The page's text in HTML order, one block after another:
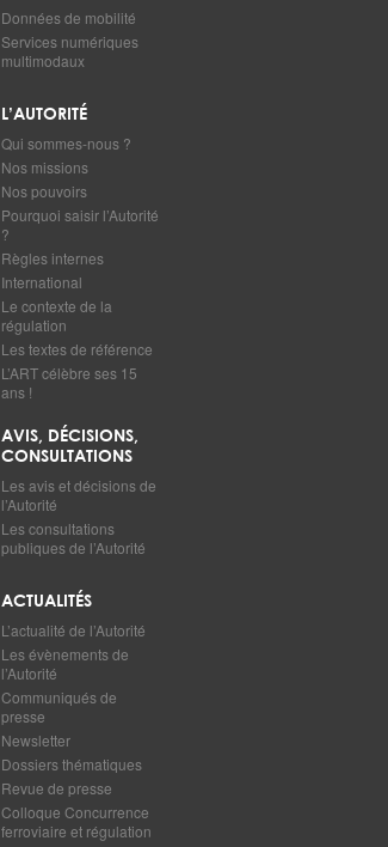
Données de mobilité
Services numériques
multimodaux
L’AUTORITÉ
Qui sommes-nous ?
Nos missions
Nos pouvoirs
Pourquoi saisir l’Autorité
?
Règles internes
International
Le contexte de la
régulation
Les textes de référence
L’ART célèbre ses 15
ans !
AVIS, DÉCISIONS,
CONSULTATIONS
Les avis et décisions de
l’Autorité
Les consultations
publiques de l’Autorité
ACTUALITÉS
L’actualité de l’Autorité
Les évènements de
l’Autorité
Communiqués de
presse
Newsletter
Dossiers thématiques
Revue de presse
Colloque Concurrence
ferroviaire et régulation